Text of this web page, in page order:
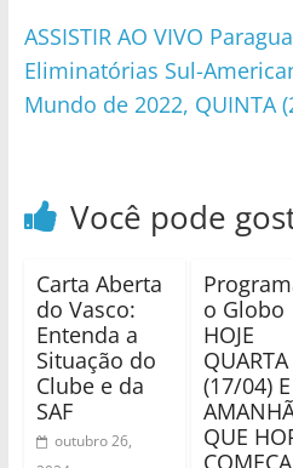
ASSISTIR AO VIVO
Eliminatórias Sul-
Mundo de 2022, QUINTA
Você pode
Carta Aberta
do Vasco:
Entenda a
Situação do
Clube e da
SAF
outubro 26,
o Globo
HOJE
QUARTA
(17/04) E
QUE
COMEÇA